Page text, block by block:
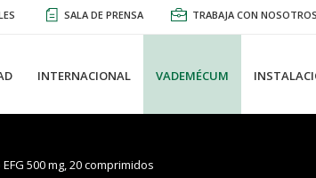
SALA DE PRENSA TRABAJA CON NOSOTROS
INTERNACIONAL VADEMÉCUM
500 mg, 20 comprimidos